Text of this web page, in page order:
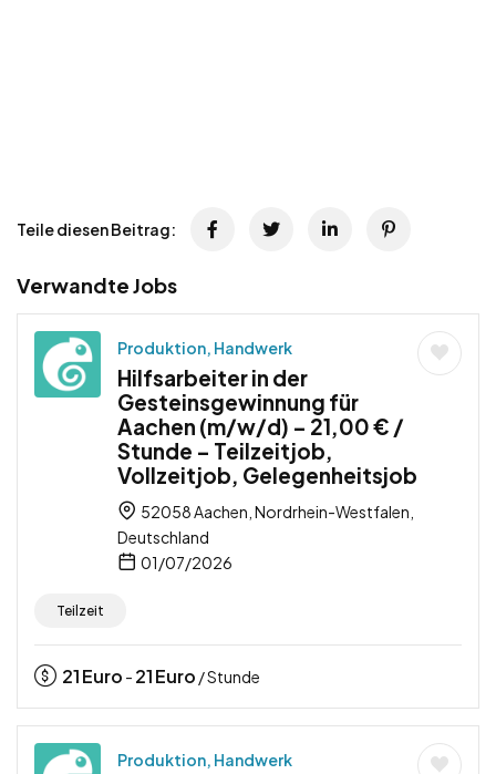
Teile diesen Beitrag:
Verwandte Jobs
Produktion, Handwerk
Hilfsarbeiter in der
Gesteinsgewinnung für
Aachen (m/w/d) – 21,00 € /
Stunde – Teilzeitjob,
Vollzeitjob, Gelegenheitsjob
52058 Aachen, Nordrhein-Westfalen,
Deutschland
01/07/2026
Teilzeit
21Euro - 21Euro / Stunde
Produktion, Handwerk